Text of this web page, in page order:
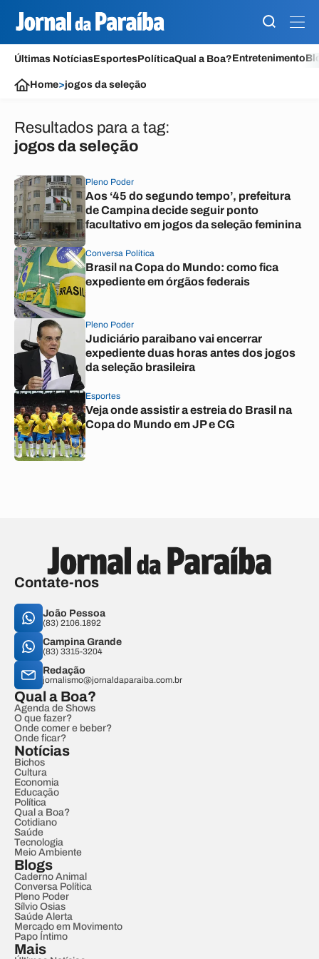
Últimas NotíciasEsportesPolíticaQual a Boa?Entretenimento
Home>jogos da seleção
Resultados para a tag:
jogos da seleção
Pleno Poder
Aos ‘45 do segundo tempo’, prefeitura
de Campina decide seguir ponto
facultativo em jogos da seleção feminina
Conversa Política
Brasil na Copa do Mundo: como fica
expediente em órgãos federais
Pleno Poder
Judiciário paraibano vai encerrar
expediente duas horas antes dos jogos
da seleção brasileira
Esportes
Veja onde assistir a estreia do Brasil na
Copa do Mundo em JP e CG
Contate-nos
João Pessoa
(83) 2106.1892
Campina Grande
(83) 3315-3204
Redação
jornalismo@jornaldaparaiba.com.br
Qual a Boa?
Agenda de Shows
O que fazer?
Onde comer e beber?
Onde ficar?
Notícias
Bichos
Cultura
Economia
Educação
Política
Qual a Boa?
Cotidiano
Saúde
Tecnologia
Meio Ambiente
Blogs
Caderno Animal
Conversa Política
Pleno Poder
Sílvio Osias
Saúde Alerta
Mercado em Movimento
Papo Íntimo
Mais